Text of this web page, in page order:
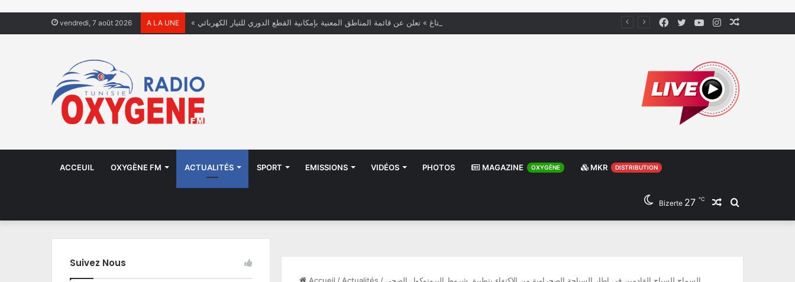
vendredi, 7 août 2026 A LA UNE « الستاغ » تعلن عن قائمة المناطق المعنية بإمكانية القطع الدوري للتيار الكهربائي Instagram
YouTube
Twitter
Facebook
ACCEUIL OXYGÈNE FM ACTUALITÉS SPORT EMISSIONS VIDÉOS PHOTOS MAGAZINE OXYGÈNE MKR DISTRIBUTION
Rechercher
Article
Bizerte 27 ℃
Suivez Nous